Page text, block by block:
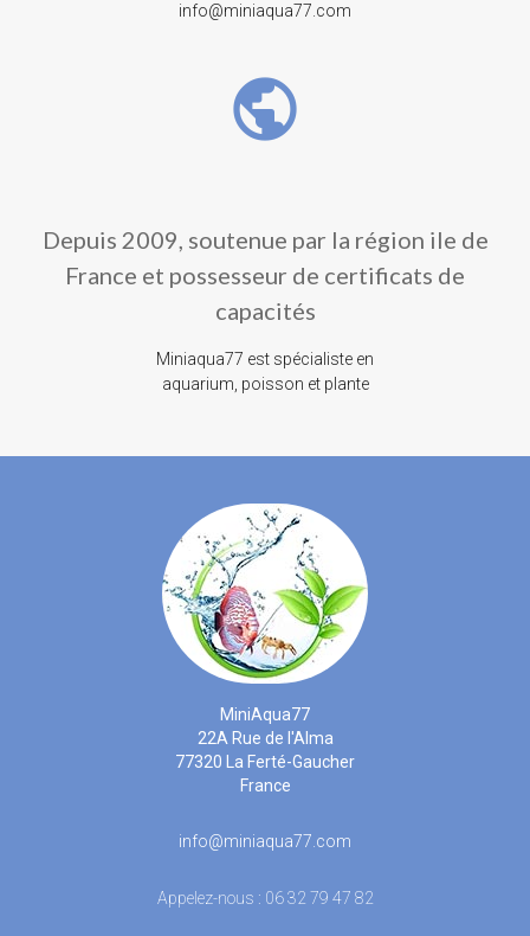
info@miniaqua77.com
public
Depuis 2009, soutenue par la région ile de
France et possesseur de certificats de
capacités
Miniaqua77 est spécialiste en
aquarium, poisson et plante
MiniAqua77
22A Rue de l'Alma
77320 La Ferté-Gaucher
France
info@miniaqua77.com
Appelez-nous : 06 32 79 47 82